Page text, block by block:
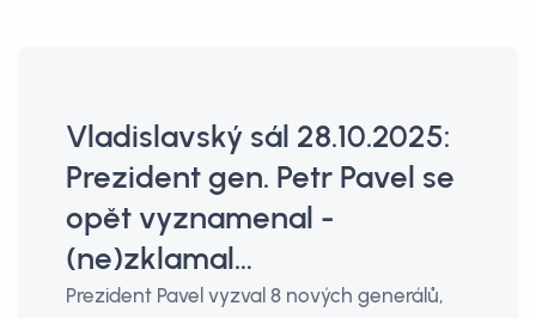
Vladislavský sál 28.10.2025:
Prezident gen. Petr Pavel se
opět vyznamenal -
(ne)zklamal…
Prezident Pavel vyzval 8 nových generálů,